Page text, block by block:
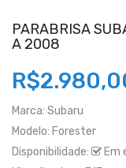
PARABRISA
A 2008
Marca: Subaru
Modelo: Forester
Disponibilidade:
Em